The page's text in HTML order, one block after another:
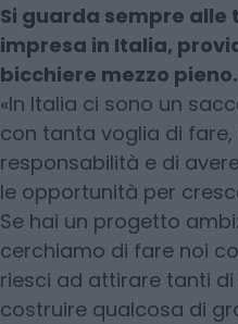
Si guarda sempre
impresa in Italia,
bicchiere mezzo pieno.
«In Italia ci sono un
con tanta voglia di fare,
responsabilità e di
le opportunità per
Se hai un progetto
cerchiamo di fare noi
riesci ad attirare tanti
costruire qualcosa di